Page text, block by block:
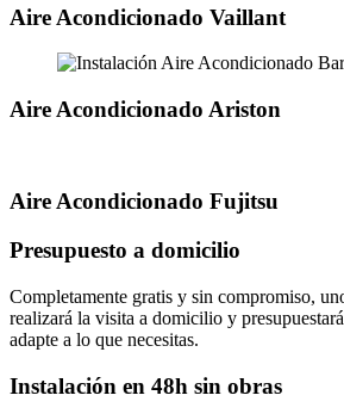
Aire Acondicionado Vaillant
Aire Acondicionado Ariston
Aire Acondicionado Fujitsu
Presupuesto a domicilio
Completamente gratis y sin compromiso,
realizará la visita a domicilio y
adapte a lo que necesitas.
Instalación en 48h sin obras